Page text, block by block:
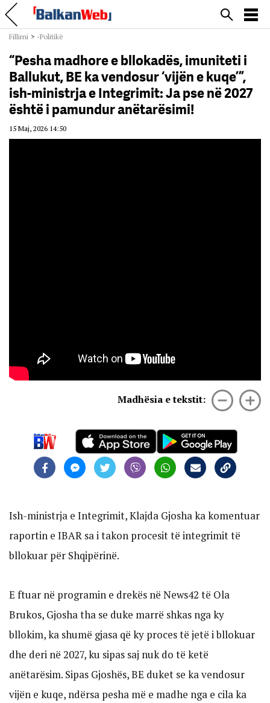
Fillimi > -Politikë
“Pesha madhore e bllokadës, imuniteti i
Ballukut, BE ka vendosur ‘vijën e kuqe’”,
ish-ministrja e Integrimit: Ja pse në 2027
është i pamundur anëtarësimi!
15 Maj, 2026 14:50
Madhësia e tekstit:
Ish-ministrja e Integrimit, Klajda Gjosha ka komentuar
raportin e IBAR sa i takon procesit të integrimit të
bllokuar për Shqipërinë.
E ftuar në programin e drekës në News42 të Ola
Brukos, Gjosha tha se duke marrë shkas nga ky
bllokim, ka shumë gjasa që ky proces të jetë i bllokuar
dhe deri në 2027, ku sipas saj nuk do të ketë
anëtarësim. Sipas Gjoshës, BE duket se ka vendosur
vijën e kuqe, ndërsa pesha më e madhe nga e cila ka